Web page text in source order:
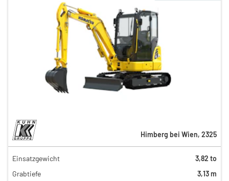
450,00 €
340,00 €
Himberg bei Wien, 2325
Einsatzgewicht
3,82 to
Grabtiefe
3,13 m